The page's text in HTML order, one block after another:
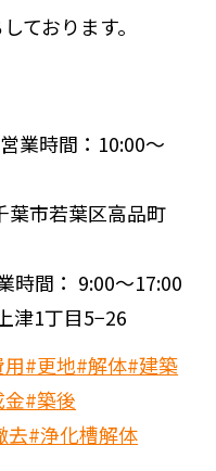
ております。
時間：10:00～
市若葉区高品町
間： 9:00～17:00
津1丁目5−26
#更地#解体#建築
#築後
去#浄化槽解体